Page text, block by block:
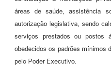
áreas de saúde, assistência
autorização legislativa, sendo
serviços prestados ou postos
obedecidos os padrões mínimos
pelo Poder Executivo.